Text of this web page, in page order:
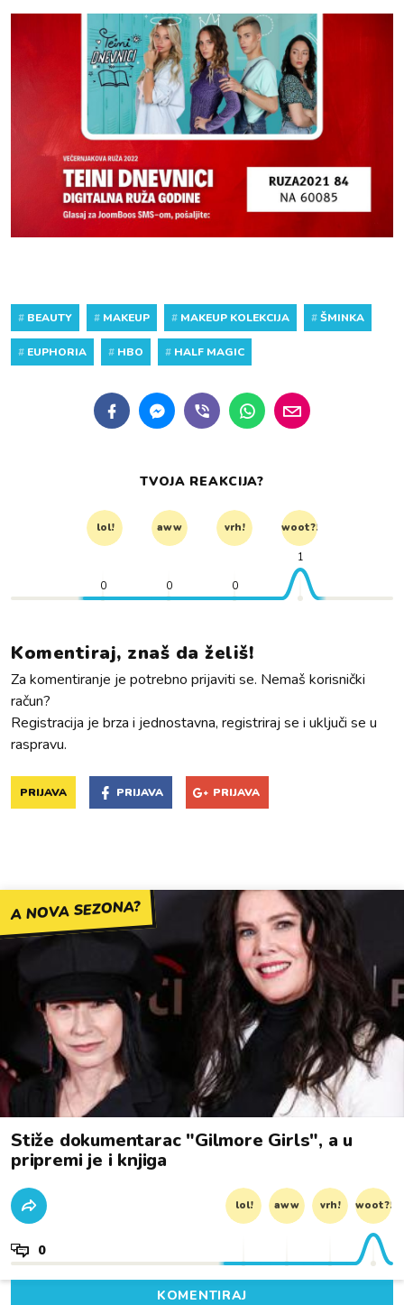
# BEAUTY # MAKEUP # MAKEUP KOLEKCIJA #ŠMINKA
# EUPHORIA # HBO # HALF MAGIC
TVOJA REAKCIJA?
lol! aww vrh! woot?!
0 0 0
1
Komentiraj, znaš da želiš!
Za komentiranje je potrebno prijaviti se. Nemaš korisnički
račun?
Registracija je brza i jednostavna, registriraj se i uključi se u
raspravu.
PRIJAVA PRIJAVA PRIJAVA
A NOVA SEZONA?
Stiže dokumentarac "Gilmore Girls", a u
pripremi je i knjiga
lol! aww vrh! woot?!
0
KOMENTIRAJ